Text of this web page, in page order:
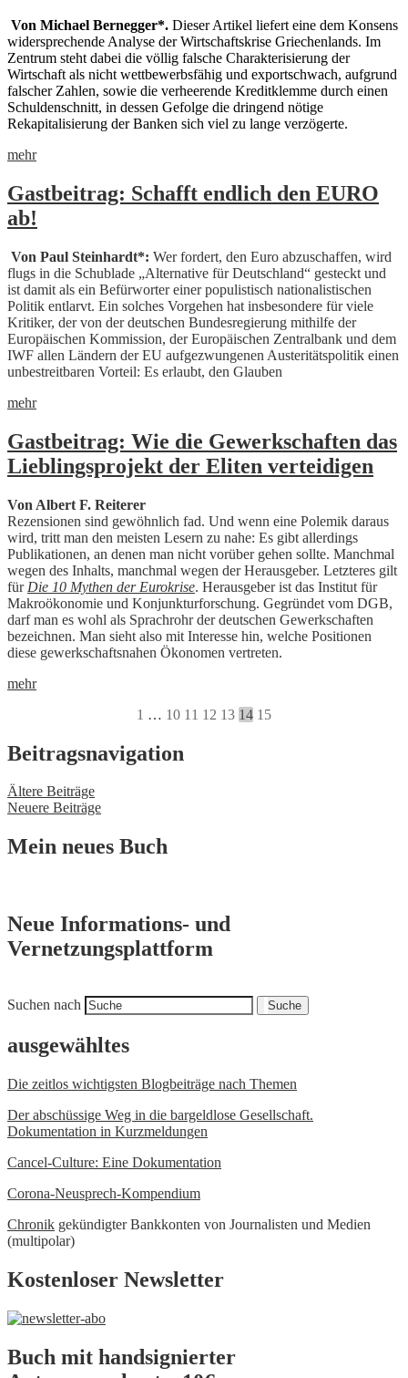
Von Michael Bernegger*. Dieser Artikel liefert eine dem Konsens
widersprechende Analyse der Wirtschaftskrise Griechenlands. Im
Zentrum steht dabei die völlig falsche Charakterisierung der
Wirtschaft als nicht wettbewerbsfähig und exportschwach, aufgrund
falscher Zahlen, sowie die verheerende Kreditklemme durch einen
Schuldenschnitt, in dessen Gefolge die dringend nötige
Rekapitalisierung der Banken sich viel zu lange verzögerte.
mehr
Gastbeitrag: Schafft endlich den EURO
ab!
Von Paul Steinhardt*: Wer fordert, den Euro abzuschaffen, wird
flugs in die Schublade „Alternative für Deutschland“ gesteckt und
ist damit als ein Befürworter einer populistisch nationalistischen
Politik entlarvt. Ein solches Vorgehen hat insbesondere für viele
Kritiker, der von der deutschen Bundesregierung mithilfe der
Europäischen Kommission, der Europäischen Zentralbank und dem
IWF allen Ländern der EU aufgezwungenen Austeritätspolitik einen
unbestreitbaren Vorteil: Es erlaubt, den Glauben
mehr
Gastbeitrag: Wie die Gewerkschaften das
Lieblingsprojekt der Eliten verteidigen
Von Albert F. Reiterer
Rezensionen sind gewöhnlich fad. Und wenn eine Polemik daraus
wird, tritt man den meisten Lesern zu nahe: Es gibt allerdings
Publikationen, an denen man nicht vorüber gehen sollte. Manchmal
wegen des Inhalts, manchmal wegen der Herausgeber. Letzteres gilt
für Die 10 Mythen der Eurokrise. Herausgeber ist das Institut für
Makroökonomie und Konjunkturforschung. Gegründet vom DGB,
darf man es wohl als Sprachrohr der deutschen Gewerkschaften
bezeichnen. Man sieht also mit Interesse hin, welche Positionen
diese gewerkschaftsnahen Ökonomen vertreten.
mehr
1 … 10 11 12 13 14 15
Beitragsnavigation
Ältere Beiträge
Neuere Beiträge
Mein neues Buch
Neue Informations- und
Vernetzungsplattform
Suchen nach Suche
ausgewähltes
Die zeitlos wichtigsten Blogbeiträge nach Themen
Der abschüssige Weg in die bargeldlose Gesellschaft.
Dokumentation in Kurzmeldungen
Cancel-Culture: Eine Dokumentation
Corona-Neusprech-Kompendium
Chronik gekündigter Bankkonten von Journalisten und Medien
(multipolar)
Kostenloser Newsletter
Buch mit handsignierter